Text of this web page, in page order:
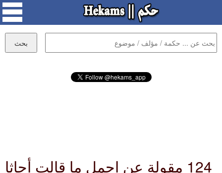
124 مقولة عن اجمل ما قالت أجاثا